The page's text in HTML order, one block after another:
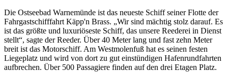
Die Ostseebad Warnemünde ist das neueste Schiff seiner Flotte der
Fahrgastschifffahrt Käpp'n Brass. „Wir sind mächtig stolz darauf. Es
ist das größte und luxuriöseste Schiff, das unsere Reederei in Dienst
stellt“, sagte der Reeder. Über 40 Meter lang und fast zehn Meter
breit ist das Motorschiff. Am Westmolenfuß hat es seinen festen
Liegeplatz und wird von dort zu gut einstündigen Hafenrundfahrten
aufbrechen. Über 500 Passagiere finden auf den drei Etagen Platz.